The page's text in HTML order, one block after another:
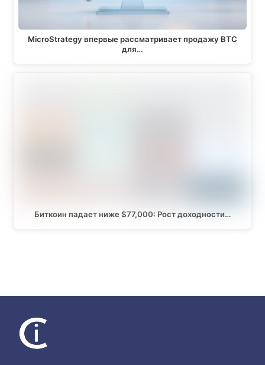
MicroStrategy впервые рассматривает продажу BTC
для…
Биткоин падает ниже $77,000: Рост доходности…